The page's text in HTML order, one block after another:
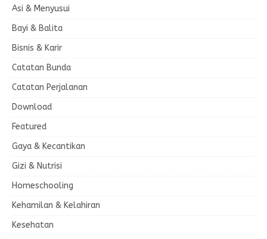
Asi & Menyusui
Bayi & Balita
Bisnis & Karir
Catatan Bunda
Catatan Perjalanan
Download
Featured
Gaya & Kecantikan
Gizi & Nutrisi
Homeschooling
Kehamilan & Kelahiran
Kesehatan